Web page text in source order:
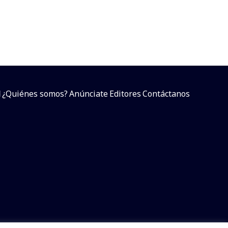
¿Quiénes somos?AnúnciateEditoresContáctanos